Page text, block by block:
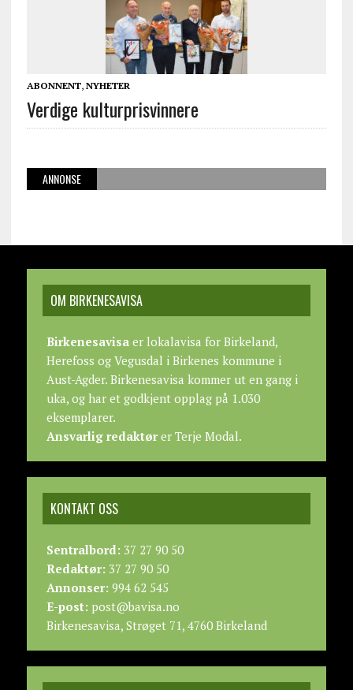
ABONNENT, NYHETER
Verdige kulturprisvinnere
ANNONSE
OM BIRKENESAVISA
Birkenesavisaer lokalavisa for Birkeland,
Herefoss og Vegusdal i Birkenes kommune i
Aust-Agder. Birkenesavisa kommer ut en gang i
uka, og har et godkjent opplag på 1.030
eksemplarer.
Ansvarlig redaktører Terje Modal.
KONTAKT OSS
Sentralbord:37 27 90 50
Redaktør:37 27 90 50
Annonser:994 62 545
E-post:post@bavisa.no
Birkenesavisa, Strøget 71, 4760 Birkeland